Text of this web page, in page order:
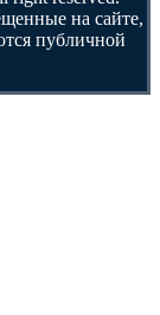
на сайте,
публичной